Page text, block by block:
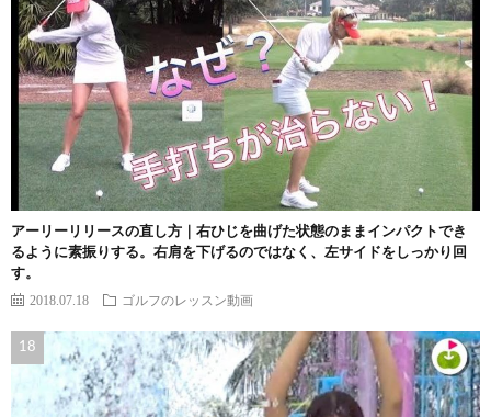
アーリーリリースの直し方｜右ひじを曲げた状態のままインパクトでき
るように素振りする。右肩を下げるのではなく、左サイドをしっかり回
す。
2018.07.18 ゴルフのレッスン動画